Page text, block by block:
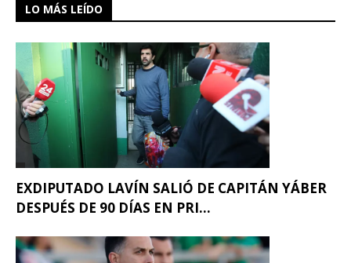
LO MÁS LEÍDO
EXDIPUTADO LAVÍN SALIÓ DE CAPITÁN YÁBER
DESPUÉS DE 90 DÍAS EN PRI...